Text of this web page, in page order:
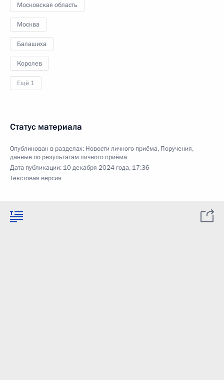
Московская область
Москва
Балашиха
Королев
Ещё 1
Статус материала
Опубликован в разделах: Новости личного приёма, Поручения,
данные по результатам личного приёма
Дата публикации: 10 декабря 2024 года, 17:36
Текстовая версия